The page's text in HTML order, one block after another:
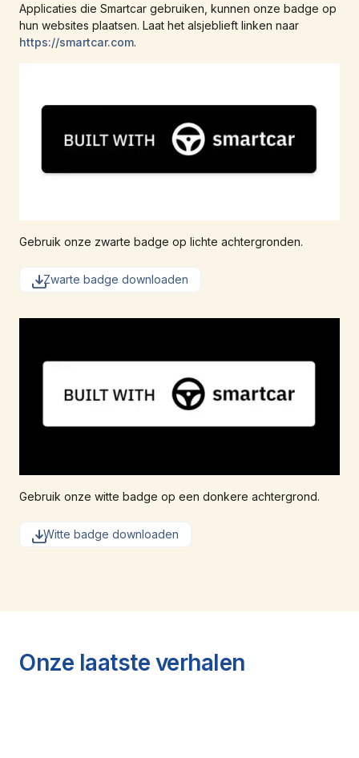
Applicaties die Smartcar gebruiken, kunnen onze badge op
hun websites plaatsen. Laat het alsjeblieft linken naar
https://smartcar.com.
Gebruik onze zwarte badge op lichte achtergronden.
Zwarte badge downloaden
Gebruik onze witte badge op een donkere achtergrond.
Witte badge downloaden
Onze laatste verhalen